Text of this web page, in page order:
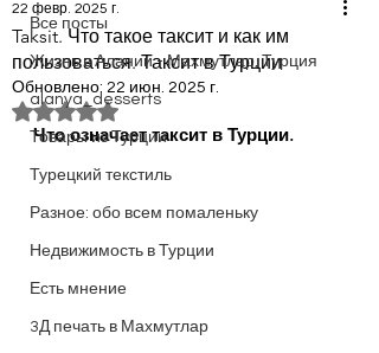
Все посты
Жизнь в Алании - Махмутлар, Турция
alanya_desserts
Товары из Турции
Турецкий текстиль
Разное: обо всем помаленьку
Недвижимость в Турции
Есть мнение
3Д печать в Махмутлар
Taksit. Что такое таксит и как им
пользоваться. Таксит в Турции
22 февр. 2025 г.
Обновлено: 22 июн. 2025 г.
Оценка: не число из 5 звезд.
Что означает таксит в Турции.